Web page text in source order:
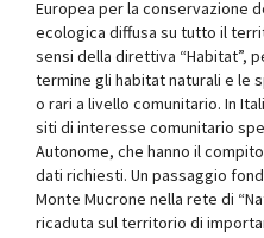
Europea per la conservazione
ecologica diffusa su tutto il
sensi della direttiva “Habitat”,
termine gli habitat naturali e le
o rari a livello comunitario. In
siti di interesse comunitario
Autonome, che hanno il
dati richiesti. Un passaggio
Monte Mucrone nella rete di
ricaduta sul territorio di